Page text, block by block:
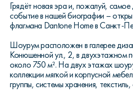
Грядёт новая эра и, пожалуй,
событие в нашей биографии –
флагмана Dantone Home в Санкт-
Шоурум расположен в галерее
Конюшенной ул., 2, в двухэтажном
около 750 м². На двух этажах
коллекции мягкой и корпусной
группы, системы хранения,